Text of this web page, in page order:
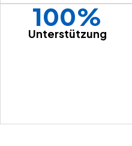
100%
Unterstützung